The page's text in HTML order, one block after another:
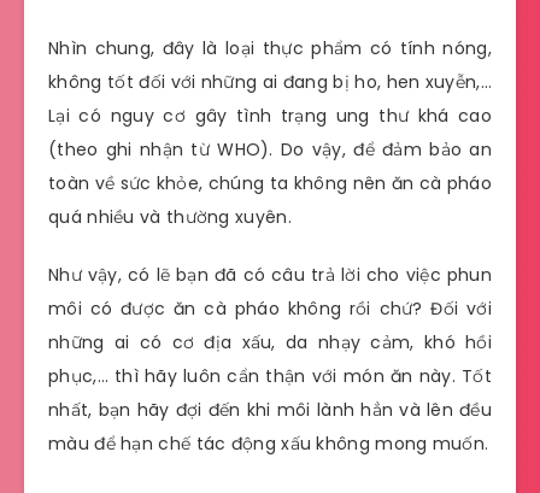
Nhìn chung, đây là loại thực phẩm có tính nóng,
không tốt đối với những ai đang bị ho, hen xuyễn,…
Lại có nguy cơ gây tình trạng ung thư khá cao
(theo ghi nhận từ WHO). Do vậy, để đảm bảo an
toàn về sức khỏe, chúng ta không nên ăn cà pháo
quá nhiều và thường xuyên.
Như vậy, có lẽ bạn đã có câu trả lời cho việc phun
môi có được ăn cà pháo không rồi chứ? Đối với
những ai có cơ địa xấu, da nhạy cảm, khó hồi
phục,… thì hãy luôn cẩn thận với món ăn này. Tốt
nhất, bạn hãy đợi đến khi môi lành hẳn và lên đều
màu để hạn chế tác động xấu không mong muốn.